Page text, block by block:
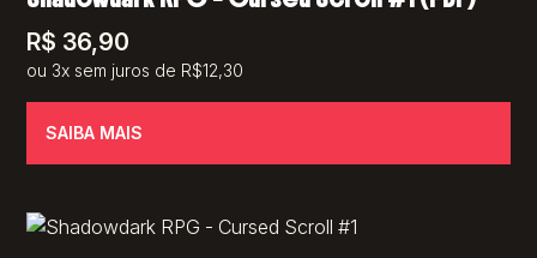
R$ 36,90
ou 3x sem juros de R$12,30
SAIBA MAIS